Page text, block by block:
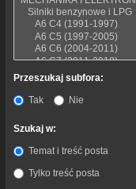
Przeszukaj subfora:
Tak
Nie
Szukaj w:
Temat i treść posta
Tylko treść posta